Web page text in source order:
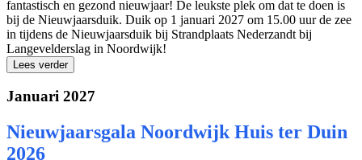
fantastisch en gezond nieuwjaar! De leukste plek om dat te doen is
bij de Nieuwjaarsduik. Duik op 1 januari 2027 om 15.00 uur de zee
in tijdens de Nieuwjaarsduik bij Strandplaats Nederzandt bij
Langevelderslag in Noordwijk!
Lees verder
Januari 2027
Nieuwjaarsgala Noordwijk Huis ter Duin
2026